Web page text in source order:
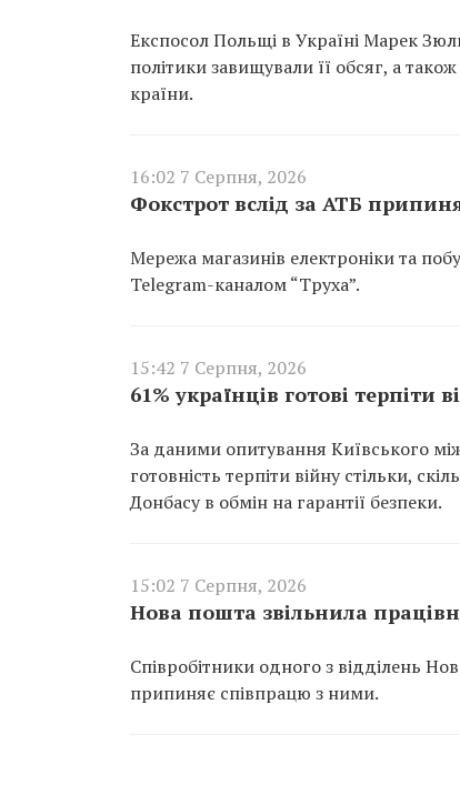
Експосол Польщі в Україні Марек
політики завищували її обсяг, а
країни.
16:02 7 Серпня, 2026
Фокстрот вслід за АТБ
Мережа магазинів електроніки та
Telegram-каналом “Труха”.
15:42 7 Серпня, 2026
61% українців готові терпіти
За даними опитування Київського
готовність терпіти війну стільки,
Донбасу в обмін на гарантії безпеки.
15:02 7 Серпня, 2026
Нова пошта звільнила
Співробітники одного з відділень
припиняє співпрацю з ними.